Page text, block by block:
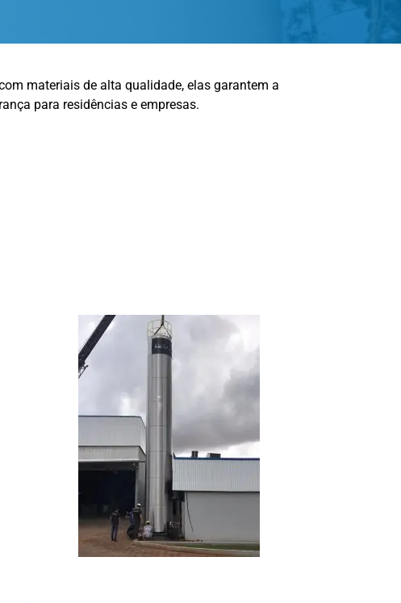
materiais de alta qualidade, elas garantem a
para residências e empresas.